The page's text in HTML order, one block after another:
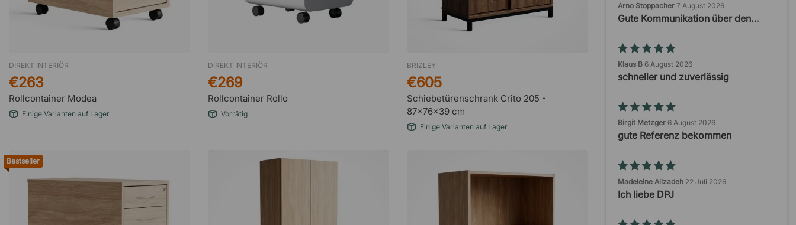
Arno Stoppacher 7 August 2026
Gute Kommunikation über den…
Klaus B 6 August 2026
schneller und zuverlässig
Birgit Metzger 6 August 2026
gute Referenz bekommen
Madeleine Alizadeh 22 Juli 2026
Ich liebe DPJ
DIREKT INTERIÖR
Rollcontainer Modea
€263
Einige Varianten auf Lager
DIREKT INTERIÖR
Rollcontainer Rollo
€269
Vorrätig
BRIZLEY
Schiebetürenschrank Crito 205 -
87x76x39 cm
€605
Einige Varianten auf Lager
Bestseller